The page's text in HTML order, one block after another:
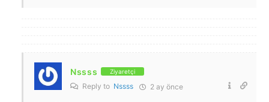
Nssss Ziyaretçi
Reply to Nssss 2 ay önce